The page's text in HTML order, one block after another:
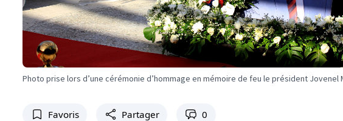
Photo prise lors d’une cérémonie d’hommage en mémoire de feu le président Jovenel
Favoris Partager 0